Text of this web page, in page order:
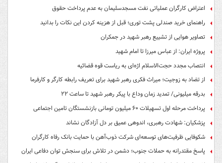
اعتراض کارگران عملیاتی نفت مسجدسلیمان به عدم پرداخت حقوق
راهنمای خرید صندلی پشت توری؛ قبل از هزینه کردن این نکات را بدانید
تصاویر هوایی از تشییع رهبر شهید در جمکران
پروژه ایران: از عباس میرزا تا امام شهید
انتصاب مجدد حجت‌الاسلام اژه‌ای به ریاست قوه‌ قضائیه
از تضاد به زوجیت؛ میراث فکری رهبر شهید برای تعریف رابطه کارگر و کارفرما
بدرقه میلیونی/ تمدید زمان وداع با پیکر رهبر شهید تا ساعت ۲۲
پرداخت مرحله اول تسهیلات ۶۰ میلیون تومانی بازنشستگان تامین اجتماعی
پزشکیان: شهادت رهبری، اندوهی عمیق بر دل آزادگان نشاند
شکوفایی ظرفیت‌های توسعه‌ای شرکت ذوب‌آهن با حمایت‌ بانک رفاه کارگران
پاسخ مقتدرانه به حملات جنوب؛ دشمن در تلاش برای سنجش توان دفاعی ایران